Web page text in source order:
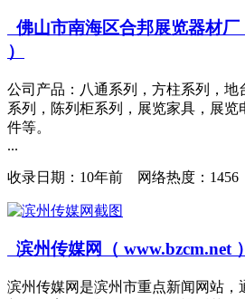
佛山市南海区合邦展览器材厂
）
公司产品：八通系列，方柱系列，地
系列，陈列柜系列，展览家具，展
件等。
...
收录日期： 10年前 网络热度：1456
滨州传媒网（ www.bzcm.net ）
滨州传媒网是滨州市重点新闻网站，